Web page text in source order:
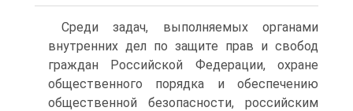
Среди задач, выполняемых органами
внутренних дел по защите прав и свобод
граждан Российской Федерации, охране
общественного порядка и обеспечению
общественной безопасности, российским